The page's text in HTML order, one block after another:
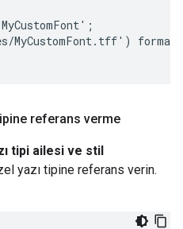
MyCustomFont ' ;
/MyCustomFont . tff' ) format
referans verme
tipi ailesi ve stil
yazı tipine referans verin.